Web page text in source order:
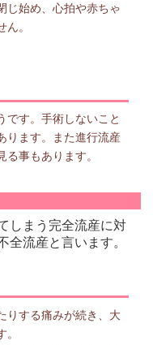
じ始め、心拍や赤ちゃ
。
です。手術しないこと
ります。また進行流産
事もあります。
しまう完全流産に対
全流産と言います。
りする痛みが続き、大